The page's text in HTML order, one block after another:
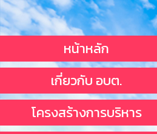
หน้าหลัก
เกี่ยวกับ อบต.
โครงสร้างการบริหาร